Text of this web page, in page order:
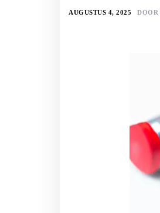
AUGUSTUS 4, 2025 DOOR